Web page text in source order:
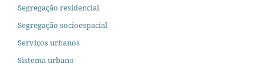
Segregação residencial
Segregação socioespacial
Serviços urbanos
Sistema urbano